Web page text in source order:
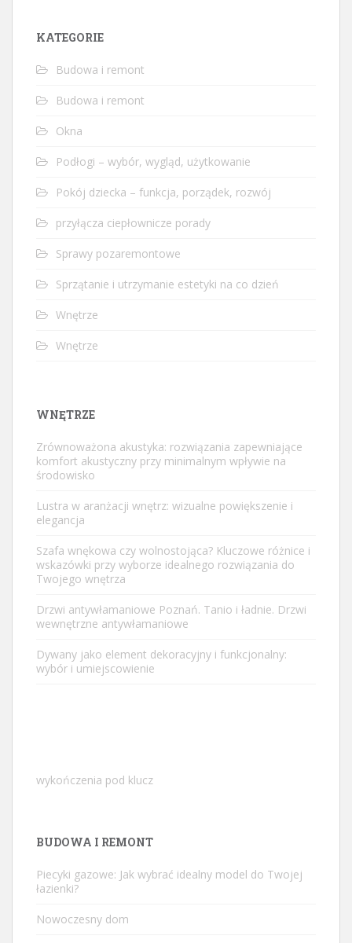
KATEGORIE
Budowa i remont
Budowa i remont
Okna
Podłogi – wybór, wygląd, użytkowanie
Pokój dziecka – funkcja, porządek, rozwój
przyłącza ciepłownicze porady
Sprawy pozaremontowe
Sprzątanie i utrzymanie estetyki na co dzień
Wnętrze
Wnętrze
WNĘTRZE
Zrównoważona akustyka: rozwiązania zapewniające
komfort akustyczny przy minimalnym wpływie na
środowisko
Lustra w aranżacji wnętrz: wizualne powiększenie i
elegancja
Szafa wnękowa czy wolnostojąca? Kluczowe różnice i
wskazówki przy wyborze idealnego rozwiązania do
Twojego wnętrza
Drzwi antywłamaniowe Poznań. Tanio i ładnie. Drzwi
wewnętrzne antywłamaniowe
Dywany jako element dekoracyjny i funkcjonalny:
wybór i umiejscowienie
wykończenia pod klucz
BUDOWA I REMONT
Piecyki gazowe: Jak wybrać idealny model do Twojej
łazienki?
Nowoczesny dom